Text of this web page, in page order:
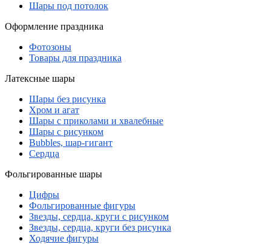
Шары под потолок
Оформление праздника
Фотозоны
Товары для праздника
Латексные шары
Шары без рисунка
Хром и агат
Шары с приколами и хвалебные
Шары с рисунком
Bubbles, шар-гигант
Сердца
Фольгированные шары
Цифры
Фольгированные фигуры
Звезды, сердца, круги с рисунком
Звезды, сердца, круги без рисунка
Ходячие фигуры